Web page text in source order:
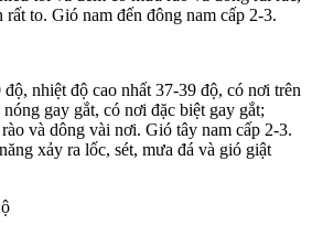
to. Gió nam đến đông nam cấp 2-3.
nhiệt độ cao nhất 37-39 độ, có nơi trên
gay gắt, có nơi đặc biệt gay gắt;
và dông vài nơi. Gió tây nam cấp 2-3.
xảy ra lốc, sét, mưa đá và gió giật